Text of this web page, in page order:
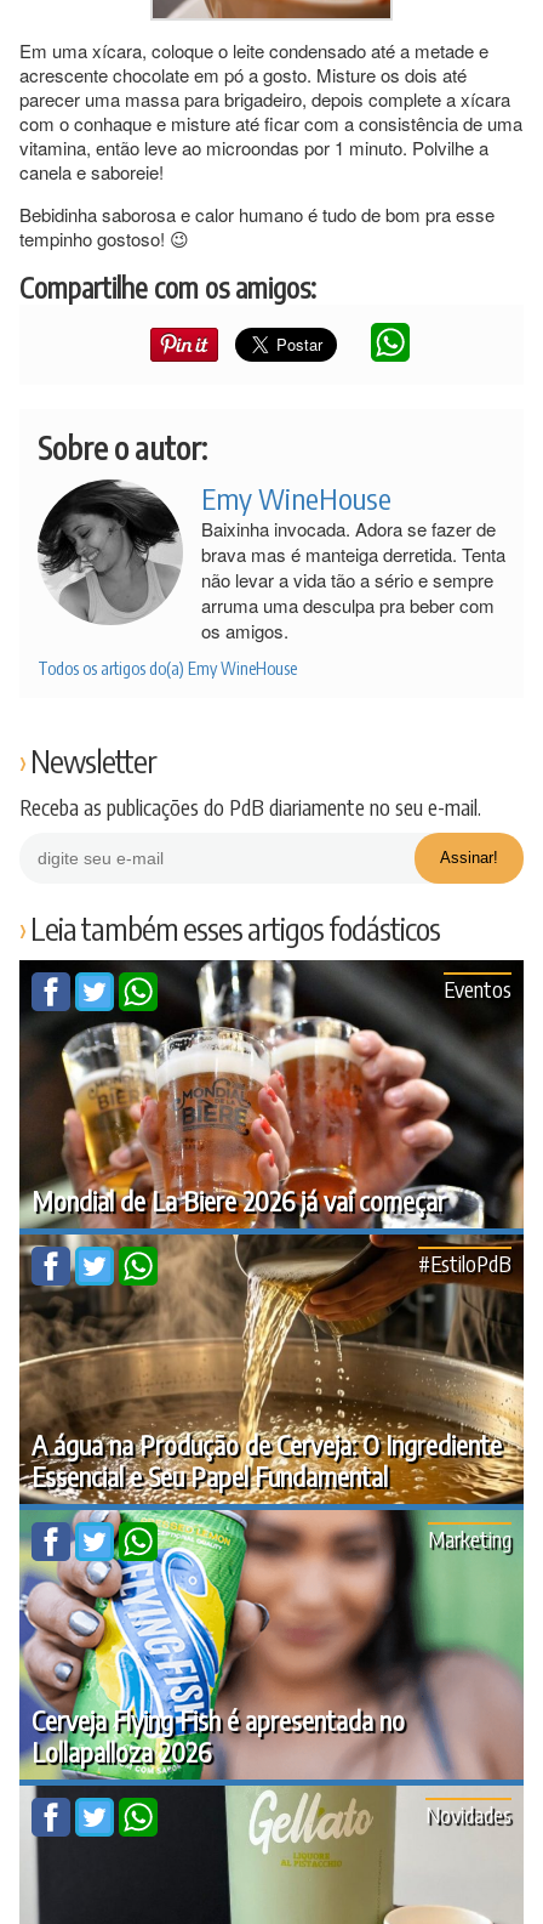
Em uma xícara, coloque o leite condensado até a metade e
acrescente chocolate em pó a gosto. Misture os dois até
parecer uma massa para brigadeiro, depois complete a xícara
com o conhaque e misture até ficar com a consistência de uma
vitamina, então leve ao microondas por 1 minuto. Polvilhe a
canela e saboreie!
Bebidinha saborosa e calor humano é tudo de bom pra esse
tempinho gostoso! 😉
Compartilhe com os amigos:
Sobre o autor:
Emy WineHouse
Baixinha invocada. Adora se fazer de
brava mas é manteiga derretida. Tenta
não levar a vida tão a sério e sempre
arruma uma desculpa pra beber com
os amigos.
Todos os artigos do(a) Emy WineHouse
Newsletter
Receba as publicações do PdB diariamente no seu e-mail.
Leia também esses artigos fodásticos
Mondial de La Biere 2026 já vai começar
Eventos
A água na Produção de Cerveja: O Ingrediente
Essencial e Seu Papel Fundamental
#EstiloPdB
Cerveja Flying Fish é apresentada no
Lollapalloza 2026
Marketing
Novidades